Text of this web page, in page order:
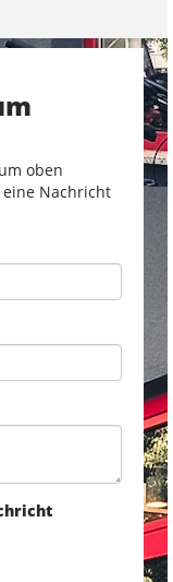
oben
eine Nachricht